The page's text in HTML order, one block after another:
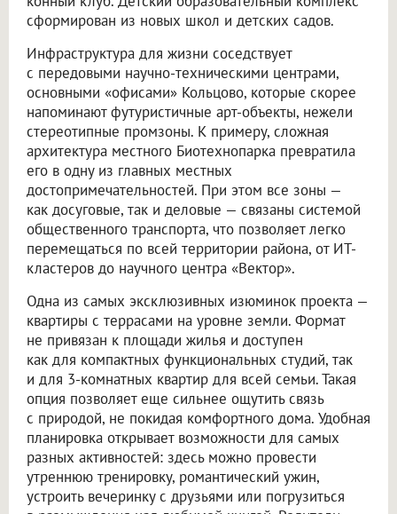
сформирован из новых школ и детских садов.
Инфраструктура для жизни соседствует
с передовыми научно-техническими центрами,
основными «офисами» Кольцово, которые скорее
напоминают футуристичные арт-объекты, нежели
стереотипные промзоны. К примеру, сложная
архитектура местного Биотехнопарка превратила
его в одну из главных местных
достопримечательностей. При этом все зоны —
как досуговые, так и деловые — связаны системой
общественного транспорта, что позволяет легко
перемещаться по всей территории района, от ИТ-
кластеров до научного центра «Вектор».
Одна из самых эксклюзивных изюминок проекта —
квартиры с террасами на уровне земли. Формат
не привязан к площади жилья и доступен
как для компактных функциональных студий, так
и для 3-комнатных квартир для всей семьи. Такая
опция позволяет еще сильнее ощутить связь
с природой, не покидая комфортного дома. Удобная
планировка открывает возможности для самых
разных активностей: здесь можно провести
утреннюю тренировку, романтический ужин,
устроить вечеринку с друзьями или погрузиться